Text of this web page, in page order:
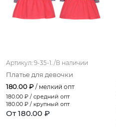
Артикул: 9-35-1. /В наличии
Платье для девочки
180.00 ₽ / мелкий опт
180.00 ₽ / средний опт
180.00 ₽ / крупный опт
От 180.00 ₽